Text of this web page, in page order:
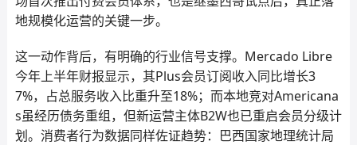
地规模化运营的关键一步。
这一动作背后，有明确的行业信号支撑。Mercado Libre
今年上半年财报显示，其Plus会员订阅收入同比增长3
7%，占总服务收入比重升至18%；而本地竞对Americana
s虽经历债务重组，但新运营主体B2W也已重启会员分级计
划。消费者行为数据同样佐证趋势：巴西国家地理统计局